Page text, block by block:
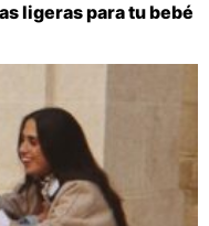
ligeras para tu bebé